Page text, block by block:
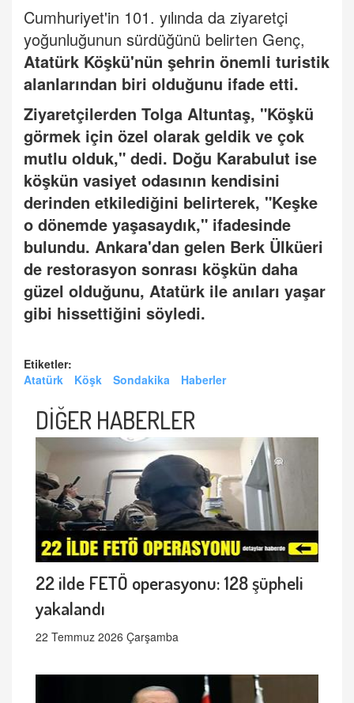
Cumhuriyet'in 101. yılında da ziyaretçi
yoğunluğunun sürdüğünü belirten Genç,
Atatürk Köşkü'nün şehrin önemli turistik
alanlarından biri olduğunu ifade etti.
Ziyaretçilerden Tolga Altuntaş, "Köşkü
görmek için özel olarak geldik ve çok
mutlu olduk," dedi. Doğu Karabulut ise
köşkün vasiyet odasının kendisini
derinden etkilediğini belirterek, "Keşke
o dönemde yaşasaydık," ifadesinde
bulundu. Ankara'dan gelen Berk Ülküeri
de restorasyon sonrası köşkün daha
güzel olduğunu, Atatürk ile anıları yaşar
gibi hissettiğini söyledi.
Etiketler:
Atatürk
Köşk Sondakika Haberler
DİĞER HABERLER
22 ilde FETÖ operasyonu: 128 şüpheli
yakalandı
22 Temmuz 2026 Çarşamba